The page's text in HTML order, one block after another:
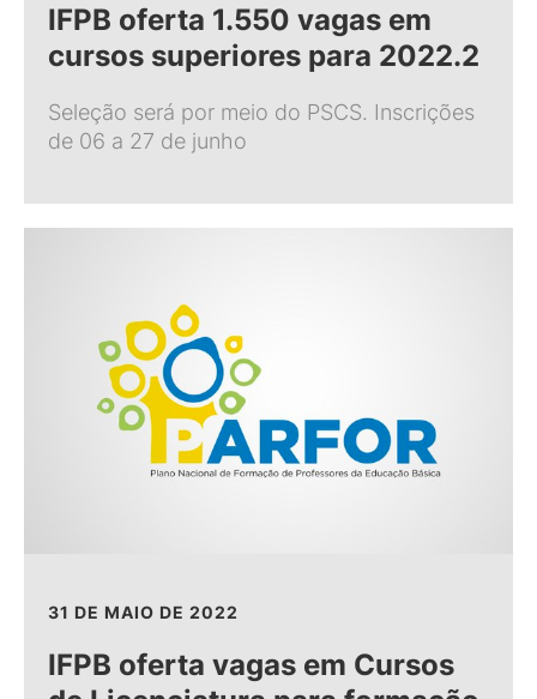
IFPB oferta 1.550 vagas em
cursos superiores para 2022.2
Seleção será por meio do PSCS. Inscrições
de 06 a 27 de junho
31 DE MAIO DE 2022
IFPB oferta vagas em Cursos